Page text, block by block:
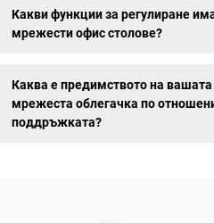
Какви функции за регулиране
мрежести офис столове?
Каква е предимството на вашата
мрежеста облегачка по
поддръжката?